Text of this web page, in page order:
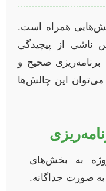
همراه است.
ناشی از پیچیدگی
برنامه‌ریزی صحیح و
این چالش‌ها
به بخش‌های
صورت جداگانه.